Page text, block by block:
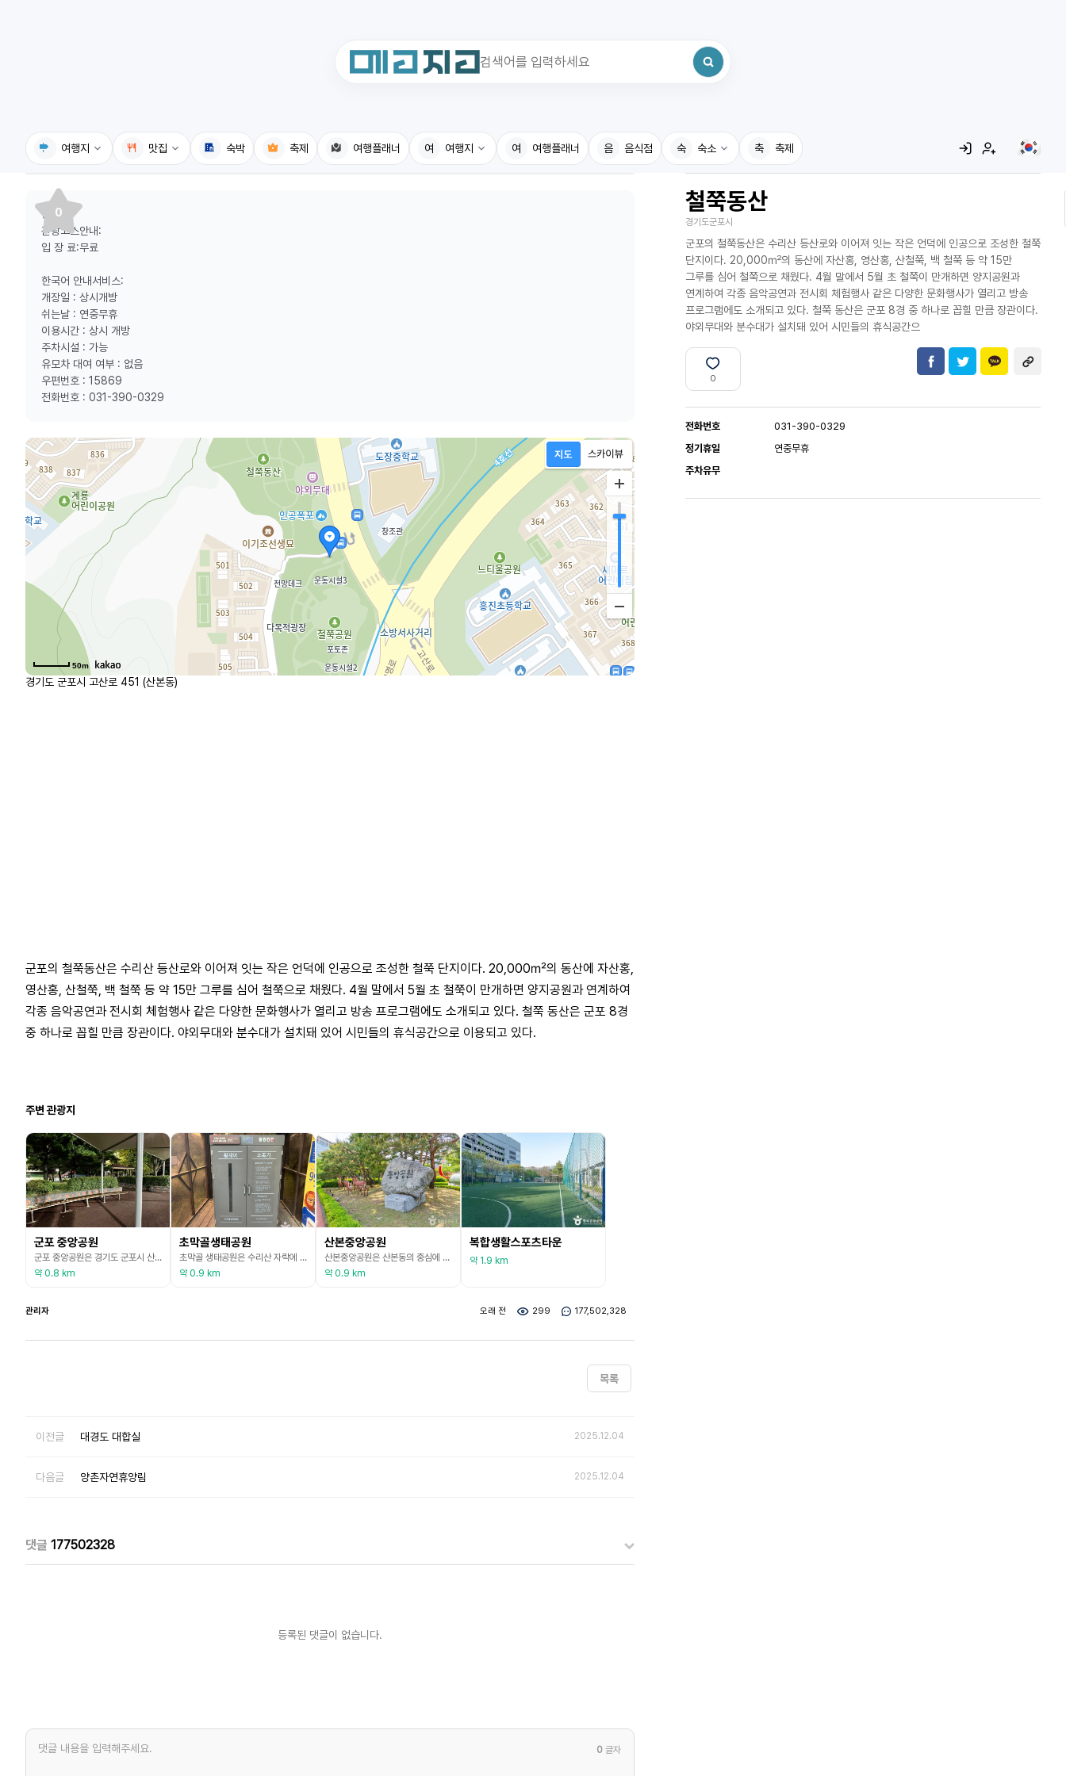
여행지
국내여행지
휴게소
전기충전소
식물도감
맛집 숙박 축제 여행플래너 여 여행지 여 여행플래너 음 음식점 숙 숙소
국내맛집
고수의레시피
음식용어사전
축 축제
최근 검색어가 없습니다.
철쭉동산
경기도군포시
군포의 철쭉동산은 수리산 등산로와 이어져 잇는 작은 언덕에 인공으로 조성한 철쭉
단지이다. 20,000㎡의 동산에 자산홍, 영산홍, 산철쭉, 백 철쭉 등 약 15만
그루를 심어 철쭉으로 채웠다. 4월 말에서 5월 초 철쭉이 만개하면 양지공원과
연계하여 각종 음악공연과 전시회 체험행사 같은 다양한 문화행사가 열리고 방송
프로그램에도 소개되고 있다. 철쭉 동산은 군포 8경 중 하나로 꼽힐 만큼 장관이다.
야외무대와 분수대가 설치돼 있어 시민들의 휴식공간으
0
전화번호
031-390-0329
정기휴일
연중무휴
주차유무
0
등산로:
관광코스안내:
입 장 료:무료
한국어 안내서비스:
개장일 : 상시개방
쉬는날 : 연중무휴
이용시간 : 상시 개방
주차시설 : 가능
유모차 대여 여부 : 없음
우편번호 : 15869
전화번호 : 031-390-0329
50m
경기도 군포시 고산로 451 (산본동)
군포의 철쭉동산은 수리산 등산로와 이어져 잇는 작은 언덕에 인공으로 조성한 철쭉 단지이다. 20,000㎡의 동산에 자산홍,
영산홍, 산철쭉, 백 철쭉 등 약 15만 그루를 심어 철쭉으로 채웠다. 4월 말에서 5월 초 철쭉이 만개하면 양지공원과 연계하여
각종 음악공연과 전시회 체험행사 같은 다양한 문화행사가 열리고 방송 프로그램에도 소개되고 있다. 철쭉 동산은 군포 8경
중 하나로 꼽힐 만큼 장관이다. 야외무대와 분수대가 설치돼 있어 시민들의 휴식공간으로 이용되고 있다.
주변 관광지
군포 중앙공원
군포 중앙공원은 경기도 군포시 산본동의 중심에 위치한 근린공원이다. 공원 안에는 어린이놀이터, 체력단련장, 다목적광장, 맨발공원, 인라인스케이트장, 시립도서관이 있다. 또한 광장과 트랙 옆으로 쉼터와 건강지압공원이 있어 어른과 어린이 모두 편안하게 공원을 이용할 수 있다. 여름에는 물놀이터를 운영하여 어린이들이 즐겁게 보낼 수 있다.
약 0.8 km
초막골생태공원
초막골 생태공원은 수리산 자락에 자리한 초막골생태공원은 수리산이 가진 자연적 환경과 조선시대 역사유적 등의 문화적 유산을 겸비한 생태문화공간으로 군포시민의 새로운 랜드마크로 자리매김하였다. 초막골생태공원에는 향기숲, 다랭이논, 맹꽁이습지원 등 도심속에서 생태계를 느낄 수 있도록 조성하였고 다양한 생태체험프로그램이 준비되어있다. 생태공원내에 위치한 느티나무야영장에서는 자연과 어우러진 캠핑을 즐길 수 있다. (출처 : 군포시 문화관광 홈페이지)
약 0.9 km
산본중앙공원
산본중앙공원은 산본동의 중심에 위치한 근린공원이다. 산본중심상업지역과 인접되어 쇼핑과 편의시설을 동시에 이용할 수 있으며, 생활 속의 쾌적한 건강공원으로 시민들의 체력증진 및 휴식공간으로 가장 많이 이용되는 공원이다. 중앙시계탑, 물놀이터, 농구장, 배드민턴장, 게이트볼장, 야외공연장 등의 시설이 조성되어 있다. 2023년에 리모델링 공사를 마치면서 인라인스케이트나 스케이트보드 등 익스트림 스포츠를 즐길 수 있는 시설인 X-게임장을 오픈했다. 누구나 무
약 0.9 km
복합생활스포츠타운
약 1.9 km
관리자 오래 전 299 177,502,328
목록
이전글 대경도 대합실 2025.12.04
다음글 양촌자연휴양림 2025.12.04
댓글 177502328
등록된 댓글이 없습니다.
0 글자